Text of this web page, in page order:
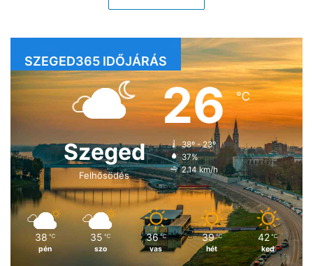
SZEGED365 IDŐJÁRÁS
Szeged
Felhősödés
26℃
38º - 23º
37%
2.14 km/h
38 ℃
pén
35 ℃
szo
36 ℃
vas
39 ℃
hét
42 ℃
ked